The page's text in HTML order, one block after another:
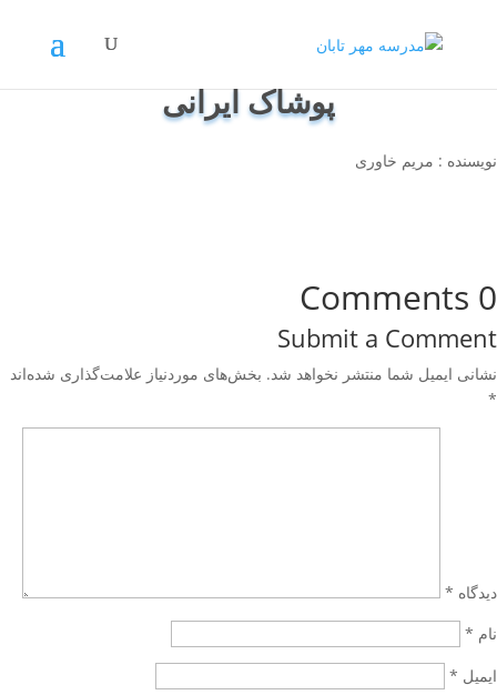
پوشاک ایرانی
نویسنده : مریم خاوری
0 Comments
Submit a Comment
نشانی ایمیل شما منتشر نخواهد شد. بخش‌های موردنیاز علامت‌گذاری شده‌اند
*
دیدگاه *
نام *
ایمیل *